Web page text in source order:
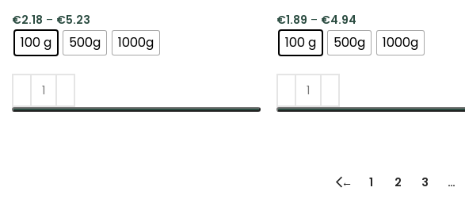
€2.18 – €5.23
100 g 500g 1000g
€1.89 – €4.94
100 g 500g 1000g
← 1 2 3 …